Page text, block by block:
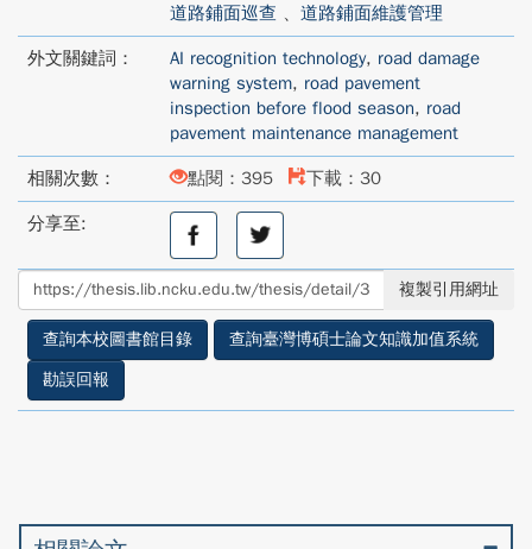
道路鋪面巡查 、 道路鋪面維護管理
外文關鍵詞： AI recognition technology, road damage
warning system, road pavement
inspection before flood season, road
pavement maintenance management
相關次數： 點閱：395 下載：30
分享至:
分
至
facebook
分
享
至
twitter
複製引用網址
查詢本校圖書館目錄
查詢臺灣博碩士論文知識加值系統
勘誤回報